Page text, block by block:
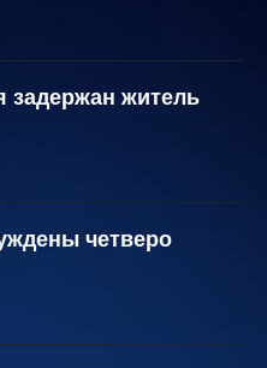
задержан житель
четверо